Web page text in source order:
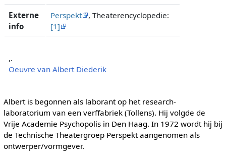
Externe
info
Perspekt
, Theaterencyclopedie:
[1]
,.
Oeuvre van Albert Diederik
Albert is begonnen als laborant op het research-
laboratorium van een verffabriek (Tollens). Hij volgde de
Vrije Academie Psychopolis in Den Haag. In 1972 wordt hij bij
de Technische Theatergroep Perspekt aangenomen als
ontwerper/vormgever.